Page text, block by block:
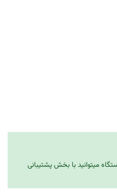
میتوانید با بخش پشتیبانی